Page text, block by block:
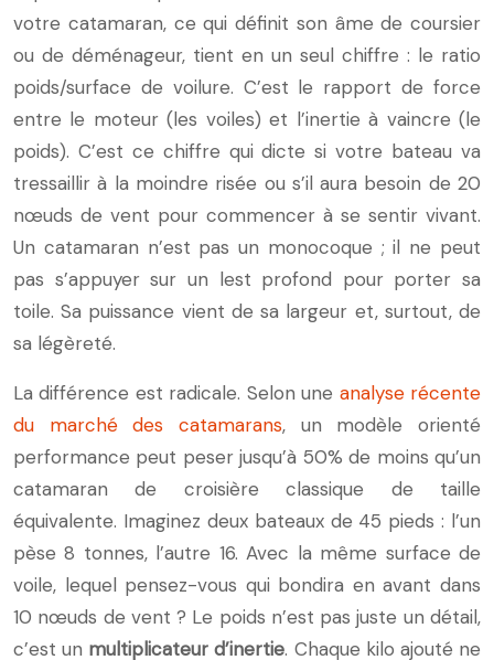
votre catamaran, ce qui définit son âme de coursier
ou de déménageur, tient en un seul chiffre : le ratio
poids/surface de voilure. C’est le rapport de force
entre le moteur (les voiles) et l’inertie à vaincre (le
poids). C’est ce chiffre qui dicte si votre bateau va
tressaillir à la moindre risée ou s’il aura besoin de 20
nœuds de vent pour commencer à se sentir vivant.
Un catamaran n’est pas un monocoque ; il ne peut
pas s’appuyer sur un lest profond pour porter sa
toile. Sa puissance vient de sa largeur et, surtout, de
sa légèreté.
La différence est radicale. Selon une analyse récente
du marché des catamarans, un modèle orienté
performance peut peser jusqu’à 50% de moins qu’un
catamaran de croisière classique de taille
équivalente. Imaginez deux bateaux de 45 pieds : l’un
pèse 8 tonnes, l’autre 16. Avec la même surface de
voile, lequel pensez-vous qui bondira en avant dans
10 nœuds de vent ? Le poids n’est pas juste un détail,
c’est un multiplicateur d’inertie. Chaque kilo ajouté ne